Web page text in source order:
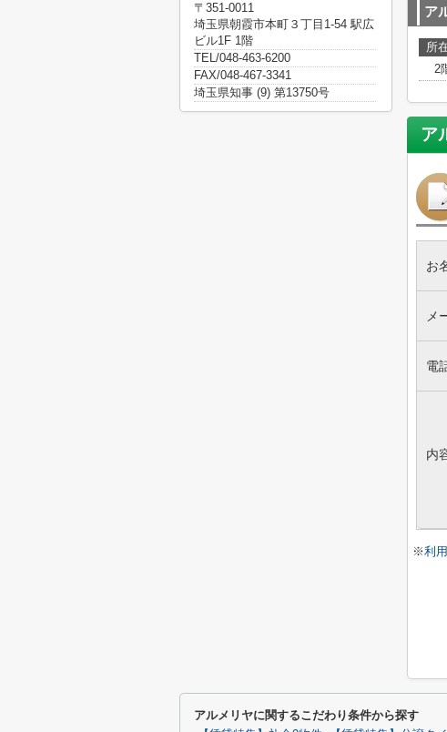
ア
所
2
ア
お
メ
電
内
※利
〒351-0011
埼玉県朝霞市本町３丁目1-54 駅広
ビル1F 1階
TEL/048-463-6200
FAX/048-467-3341
埼玉県知事 (9) 第13750号
アルメリヤに関するこだわり条件から探す